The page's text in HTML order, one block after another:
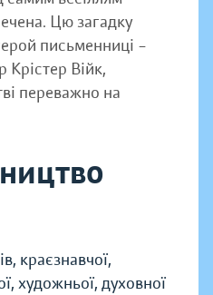
Цю загадку
письменниці –
Крістер Війк,
переважно на
краєзнавчої,
художньої, духовної